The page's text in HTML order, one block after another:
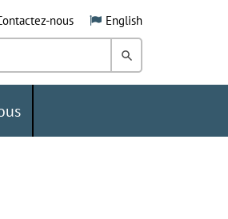
nous English
Rechercher
dans
Grand